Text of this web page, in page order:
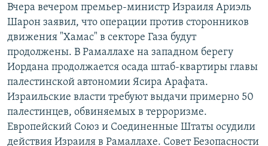
Все сайты РСЕ/РС
Вчера вечером премьер-министр Израиля Ариэль
Шарон заявил, что операции против сторонников
движения "Хамас" в секторе Газа будут
продолжены. В Рамаллахе на западном берегу
Иордана продолжается осада штаб-квартиры главы
палестинской автономии Ясира Арафата.
Израильские власти требуют выдачи примерно 50
палестинцев, обвиняемых в терроризме.
Европейский Союз и Соединенные Штаты осудили
действия Израиля в Рамаллахе. Совет Безопасности